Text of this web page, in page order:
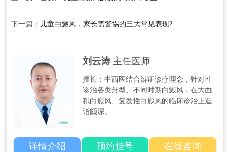
下一篇： 儿童白癜风，家长需警惕的三大常见表现?
刘云涛 主任医师
擅长：中西医结合辨证诊疗理念，针对性
诊治各类分型、不同时期白癜风，在大面
积白癜风、复发性白癜风的临床诊治上造
诣颇深。
详情介绍 预约挂号 在线咨询